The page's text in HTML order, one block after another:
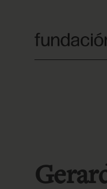
contenido